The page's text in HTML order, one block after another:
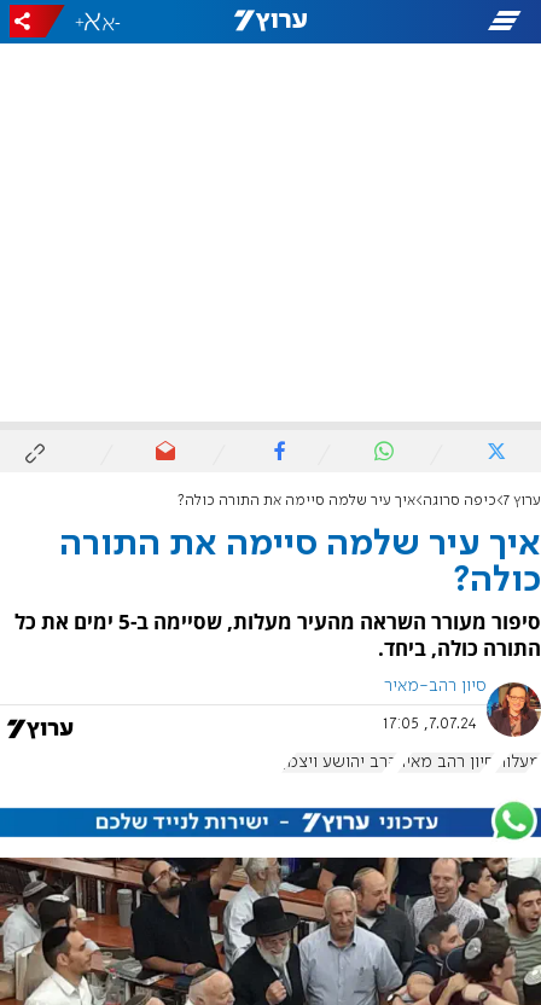
-
+
ערוץ 7 כיפה סרוגה איך עיר שלמה סיימה את התורה כולה?
איך עיר שלמה סיימה את התורה
כולה?
סיפור מעורר השראה מהעיר מעלות, שסיימה ב-5 ימים את כל
התורה כולה, ביחד.
סיון רהב-מאיר
7.07.24, 17:05
מעלות סיון רהב מאיר הרב יהושע ויצמן